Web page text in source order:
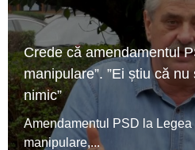
Crede că amendamentul
manipulare”. ”Ei știu că
nimic”
Amendamentul PSD la
manipulare,...